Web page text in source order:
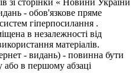
- обов'язкове пряме
гіперпосилання .
в незалежності від
матеріалів.
- видань) - повинна бути
або в першому абзаці